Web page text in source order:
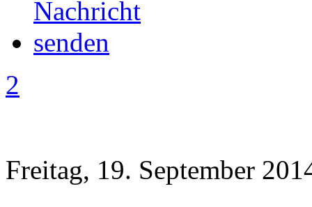
2
Freitag, 19. September